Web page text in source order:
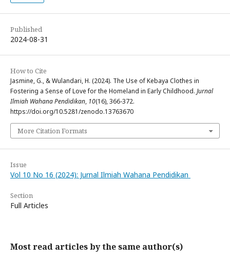
Published
2024-08-31
How to Cite
Jasmine, G., & Wulandari, H. (2024). The Use of Kebaya Clothes in
Fostering a Sense of Love for the Homeland in Early Childhood. Jurnal
Ilmiah Wahana Pendidikan, 10(16), 366-372.
https://doi.org/10.5281/zenodo.13763670
More Citation Formats
Issue
Vol 10 No 16 (2024): Jurnal Ilmiah Wahana Pendidikan
Section
Full Articles
Most read articles by the same author(s)